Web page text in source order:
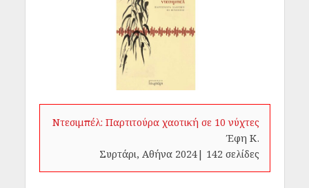
Ντεσιμπέλ: Παρτιτούρα χαοτική σε 10 νύχτες
Έφη Κ.
Συρτάρι, Αθήνα 2024| 142 σελίδες